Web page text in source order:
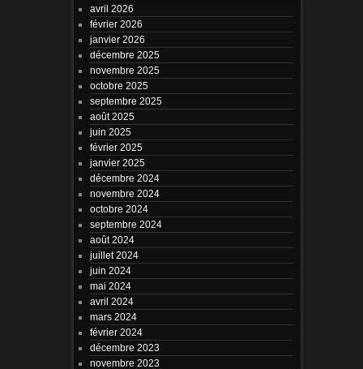
avril 2026
février 2026
janvier 2026
décembre 2025
novembre 2025
octobre 2025
septembre 2025
août 2025
juin 2025
février 2025
janvier 2025
décembre 2024
novembre 2024
octobre 2024
septembre 2024
août 2024
juillet 2024
juin 2024
mai 2024
avril 2024
mars 2024
février 2024
décembre 2023
novembre 2023